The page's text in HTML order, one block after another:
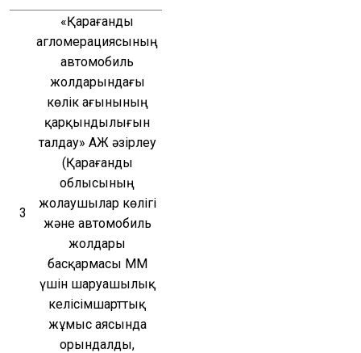
3
«Қарағанды
агломерациясының
автомобиль
жолдарындағы
көлік ағынының
қарқындылығын
талдау» АЖ әзірлеу
(Қарағанды
облысының
жолаушылар көлігі
және автомобиль
жолдары
басқармасы ММ
үшін шаруашылық
келісімшарттық
жұмыс аясында
орындалды,